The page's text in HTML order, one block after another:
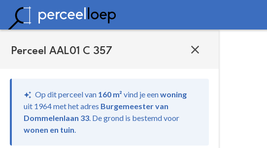
Perceel AAL01 C 357
Op dit perceel van 160 m² vind jeeenwoning
uit 1964 met het adres Burgemeester van
Dommelenlaan 33. De grond is bestemd voor
wonen en tuin.